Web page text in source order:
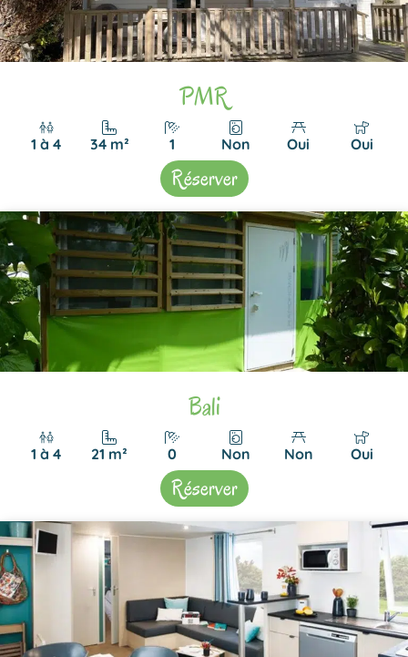
PMR
1 à 4 34 m² 1 Non Oui Oui
Réserver
Bali
1 à 4 21 m² 0 Non Non Oui
Réserver